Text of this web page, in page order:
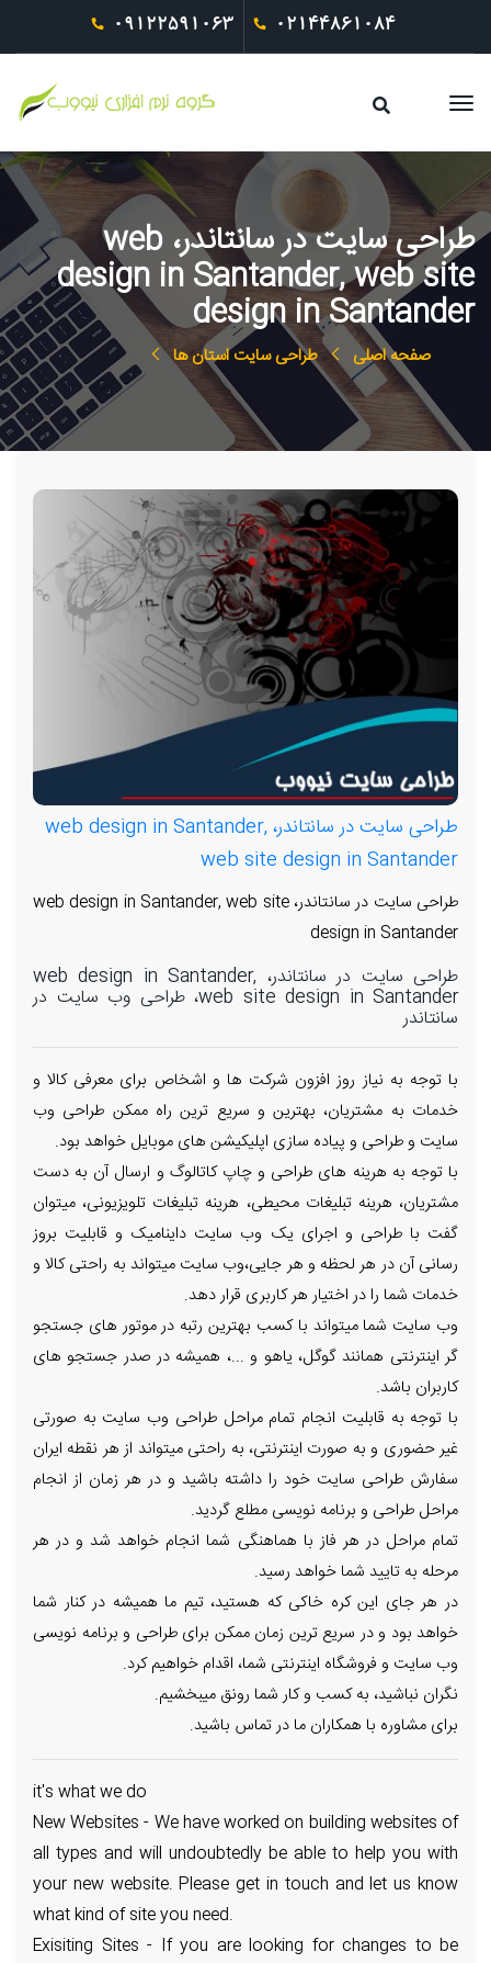
09122591063 02144861084
طراحی سایت در سانتاندر، web
design in Santander, web site
design in Santander
صفحه اصلی طراحی سایت استان ها
طراحی سایت در سانتاندر، web design in Santander,
web site design in Santander
طراحی سایت در سانتاندر، web design in Santander, web site
design in Santander
طراحی سایت در سانتاندر، web design in Santander,
web site design in Santander، طراحی وب سایت در
سانتاندر
با توجه به نیاز روز افزون شرکت ها و اشخاص برای معرفی کالا و
خدمات به مشتریان، بهترین و سریع ترین راه ممکن طراحی وب
سایت و طراحی و پیاده سازی اپلیکیشن های موبایل خواهد بود.
با توجه به هرینه های طراحی و چاپ کاتالوگ و ارسال آن به دست
مشتریان، هرینه تبلیغات محیطی، هرینه تبلیغات تلویزیونی، میتوان
گفت با طراحی و اجرای یک وب سایت داینامیک و قابلیت بروز
رسانی آن در هر لحظه و هر جایی،وب سایت میتواند به راحتی کالا و
خدمات شما را در اختیار هر کاربری قرار دهد.
وب سایت شما میتواند با کسب بهترین رتبه در موتور های جستجو
گر اینترنتی همانند گوگل، یاهو و ...، همیشه در صدر جستجو های
کاربران باشد.
با توجه به قابلیت انجام تمام مراحل طراحی وب سایت به صورتی
غیر حضوری و به صورت اینترنتی، به راحتی میتواند از هر نقطه ایران
سفارش طراحی سایت خود را داشته باشید و در هر زمان از انجام
مراحل طراحی و برنامه نویسی مطلع گردید.
تمام مراحل در هر فاز با هماهنگی شما انجام خواهد شد و در هر
مرحله به تایید شما خواهد رسید.
در هر جای این کره خاکی که هستید، تیم ما همیشه در کنار شما
خواهد بود و در سریع ترین زمان ممکن برای طراحی و برنامه نویسی
وب سایت و فروشگاه اینترنتی شما، اقدام خواهیم کرد.
نگران نباشید، به کسب و کار شما رونق میبخشیم.
برای مشاوره با همکاران ما در تماس باشید.
it's what we do
New Websites - We have worked on building websites of
all types and will undoubtedly be able to help you with
your new website. Please get in touch and let us know
what kind of site you need.
Exisiting Sites - If you are looking for changes to be